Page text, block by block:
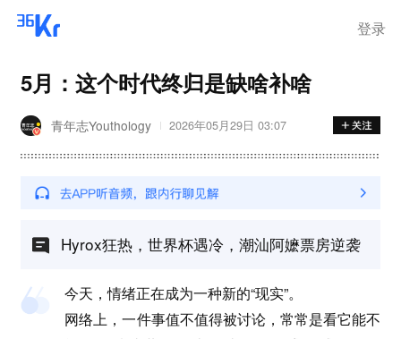
登录
5月：这个时代终归是缺啥补啥
青年志Youthology 2026年05月29日 03:07
Hyrox狂热，世界杯遇冷，潮汕阿嬷票房逆袭
今天，情绪正在成为一种新的“现实”。
网络上，一件事值不值得被讨论，常常是看它能不